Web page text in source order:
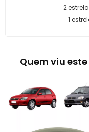
2
1
Quem viu